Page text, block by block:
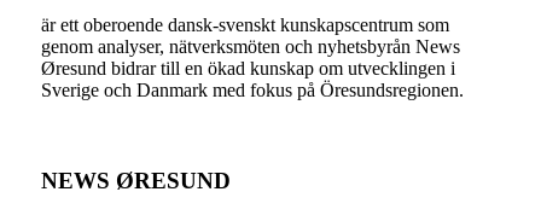
är ett oberoende dansk-svenskt kunskapscentrum som
genom analyser, nätverksmöten och nyhetsbyrån News
Øresund bidrar till en ökad kunskap om utvecklingen i
Sverige och Danmark med fokus på Öresundsregionen.
NEWS ØRESUND